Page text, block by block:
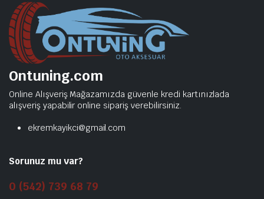
Ontuning.com
Online Alışveriş Mağazamızda güvenle kredi kartınızlada
alışveriş yapabilir online sipariş verebilirsiniz.
ekremkayikci@gmail.com
Sorunuz mu var?
0 (542) 739 68 79